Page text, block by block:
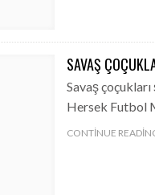
SAVAŞ
Savaş
Hersek Futbol
CONTINUE